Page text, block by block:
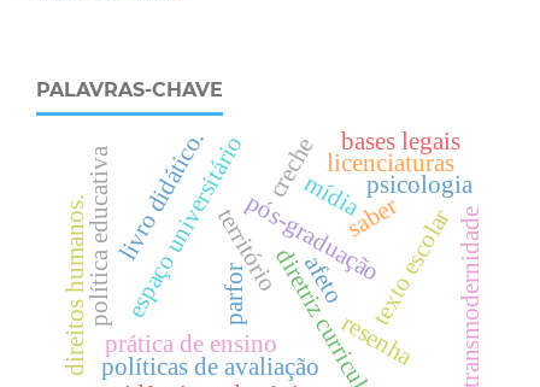
PALAVRAS-CHAVE
resenha
territóriodiretriz curricular
prática de ensino
texto escolar
políticas de avaliação
espaço universitáriopós-graduação
saber
política educativa mídia
livro didático.
d
i
r
e
i
t
o
s
h
u
m
a
n
o
s
.
licenciaturas
parfor
creche
bases legais
psicologia
transmodernidade
afeto